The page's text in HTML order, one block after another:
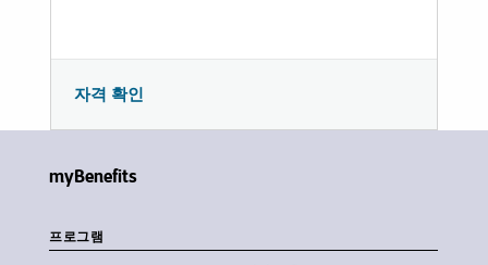
자격 확인
myBenefits
프로그램